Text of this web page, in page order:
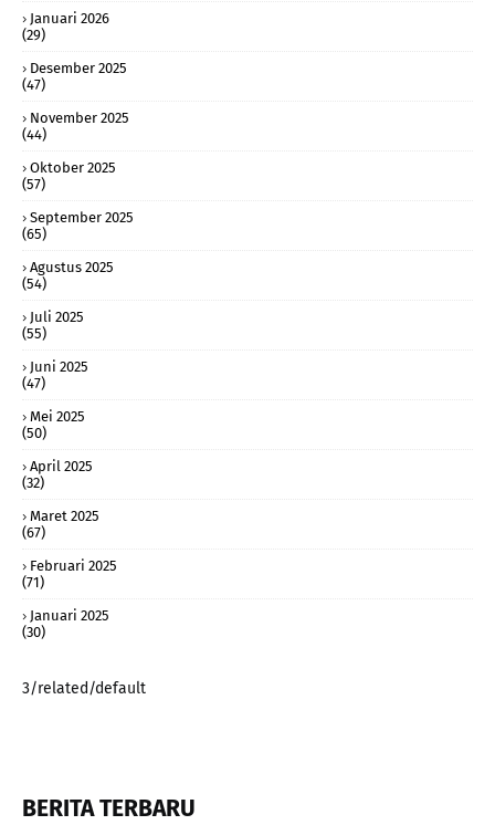
Januari 2026
(29)
Desember 2025
(47)
November 2025
(44)
Oktober 2025
(57)
September 2025
(65)
Agustus 2025
(54)
Juli 2025
(55)
Juni 2025
(47)
Mei 2025
(50)
April 2025
(32)
Maret 2025
(67)
Februari 2025
(71)
Januari 2025
(30)
3/related/default
BERITA TERBARU